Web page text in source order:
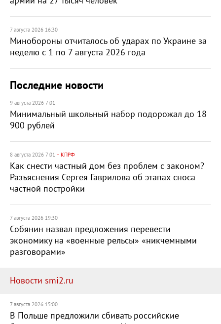
7 августа 2026 16:30
Минобороны отчиталось об ударах по Украине за
неделю с 1 по 7 августа 2026 года
Последние новости
9 августа 2026 7:01
Минимальный школьный набор подорожал до 18
900 рублей
8 августа 2026 7:01 – КПРФ
Как снести частный дом без проблем с законом?
Разъяснения Сергея Гаврилова об этапах сноса
частной постройки
7 августа 2026 19:30
Собянин назвал предложения перевести
экономику на «военные рельсы» «никчемными
разговорами»
Новости smi2.ru
7 августа 2026 15:00
В Польше предложили сбивать российские